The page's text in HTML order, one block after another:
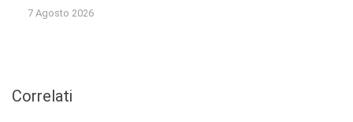
7 Agosto 2026
Correlati